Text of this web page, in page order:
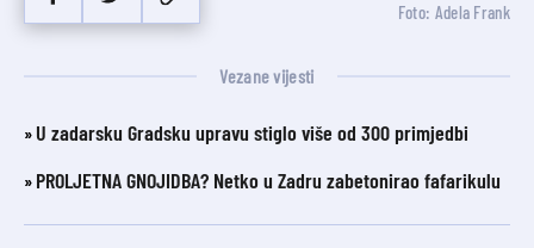
Foto: Adela Frank
Vezane vijesti
U zadarsku Gradsku upravu stiglo više od 300 primjedbi
PROLJETNA GNOJIDBA? Netko u Zadru zabetonirao fafarikulu